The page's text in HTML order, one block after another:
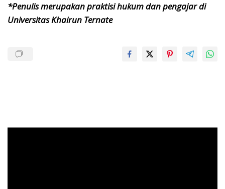
*Penulis merupakan praktisi hukum dan pengajar di
Universitas Khairun Ternate